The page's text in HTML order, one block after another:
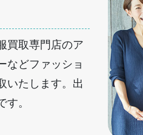
買取専門店のア
などファッショ
いたします。出
。